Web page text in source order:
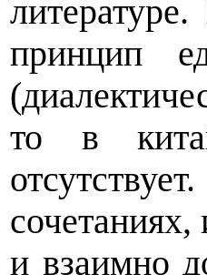
принцип
то в
и взаимно